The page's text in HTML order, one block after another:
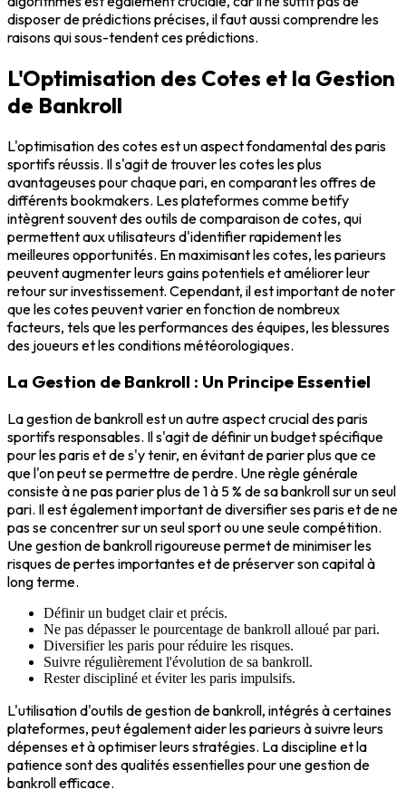
disposer de prédictions précises, il faut aussi comprendre les
raisons qui sous-tendent ces prédictions.
L'Optimisation des Cotes et la Gestion
de Bankroll
L'optimisation des cotes est un aspect fondamental des paris
sportifs réussis. Il s'agit de trouver les cotes les plus
avantageuses pour chaque pari, en comparant les offres de
différents bookmakers. Les plateformes comme betify
intègrent souvent des outils de comparaison de cotes, qui
permettent aux utilisateurs d'identifier rapidement les
meilleures opportunités. En maximisant les cotes, les parieurs
peuvent augmenter leurs gains potentiels et améliorer leur
retour sur investissement. Cependant, il est important de noter
que les cotes peuvent varier en fonction de nombreux
facteurs, tels que les performances des équipes, les blessures
des joueurs et les conditions météorologiques.
La Gestion de Bankroll : Un Principe Essentiel
La gestion de bankroll est un autre aspect crucial des paris
sportifs responsables. Il s'agit de définir un budget spécifique
pour les paris et de s'y tenir, en évitant de parier plus que ce
que l'on peut se permettre de perdre. Une règle générale
consiste à ne pas parier plus de 1 à 5 % de sa bankroll sur un seul
pari. Il est également important de diversifier ses paris et de ne
pas se concentrer sur un seul sport ou une seule compétition.
Une gestion de bankroll rigoureuse permet de minimiser les
risques de pertes importantes et de préserver son capital à
long terme.
Définir un budget clair et précis.
Ne pas dépasser le pourcentage de bankroll alloué par pari.
Diversifier les paris pour réduire les risques.
Suivre régulièrement l'évolution de sa bankroll.
Rester discipliné et éviter les paris impulsifs.
L'utilisation d'outils de gestion de bankroll, intégrés à certaines
plateformes, peut également aider les parieurs à suivre leurs
dépenses et à optimiser leurs stratégies. La discipline et la
patience sont des qualités essentielles pour une gestion de
bankroll efficace.